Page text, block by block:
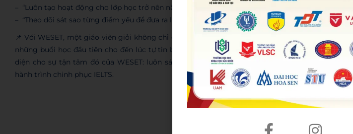
– “Luôn tạo hoạt động cho lớp học trở nên năng động hơn, khiến học sinh hứng thú hơn khi học
– “Theo dõi sát sao từng điểm yếu để đưa ra lời khuyên và lộ trình cải thiện cụ thể.”
📌 Với WESET, một giáo viên giỏi không chỉ giỏi chuyên môn mà còn là người sẽ đồng hành
những buổi học đầu tiên cho đến lúc tự tin bước vào kỳ thi. Cô Cao Đình Vy chính là một
diện cho sự tận tâm đó của WESET: luôn sát sao, định hướng rõ ràng và hỗ trợ học viên
hành trình chinh phục IELTS.